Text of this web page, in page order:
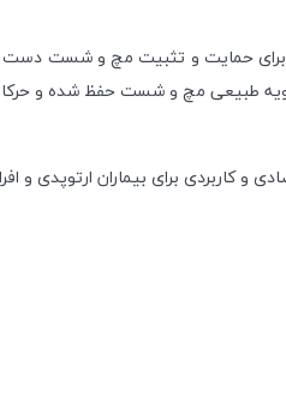
حمایت و تثبیت مچ و شست
طبیعی مچ و شست حفظ شده و
کاربردی برای بیماران ارتوپدی و